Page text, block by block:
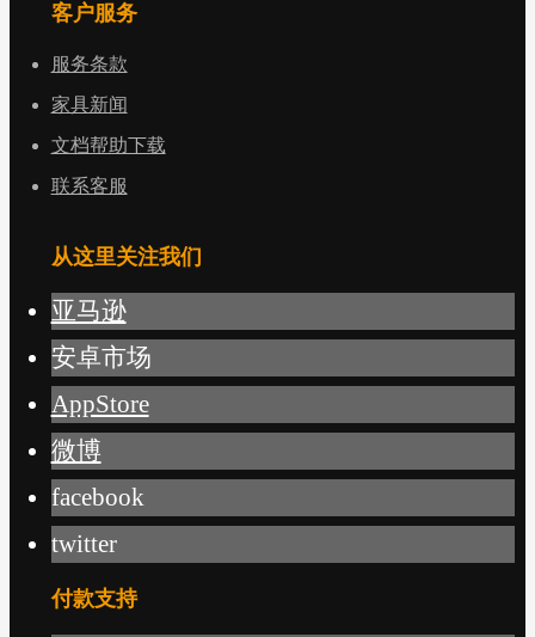
客户服务
服务条款
家具新闻
文档帮助下载
联系客服
从这里关注我们
亚马逊
安卓市场
AppStore
微博
facebook
twitter
付款支持